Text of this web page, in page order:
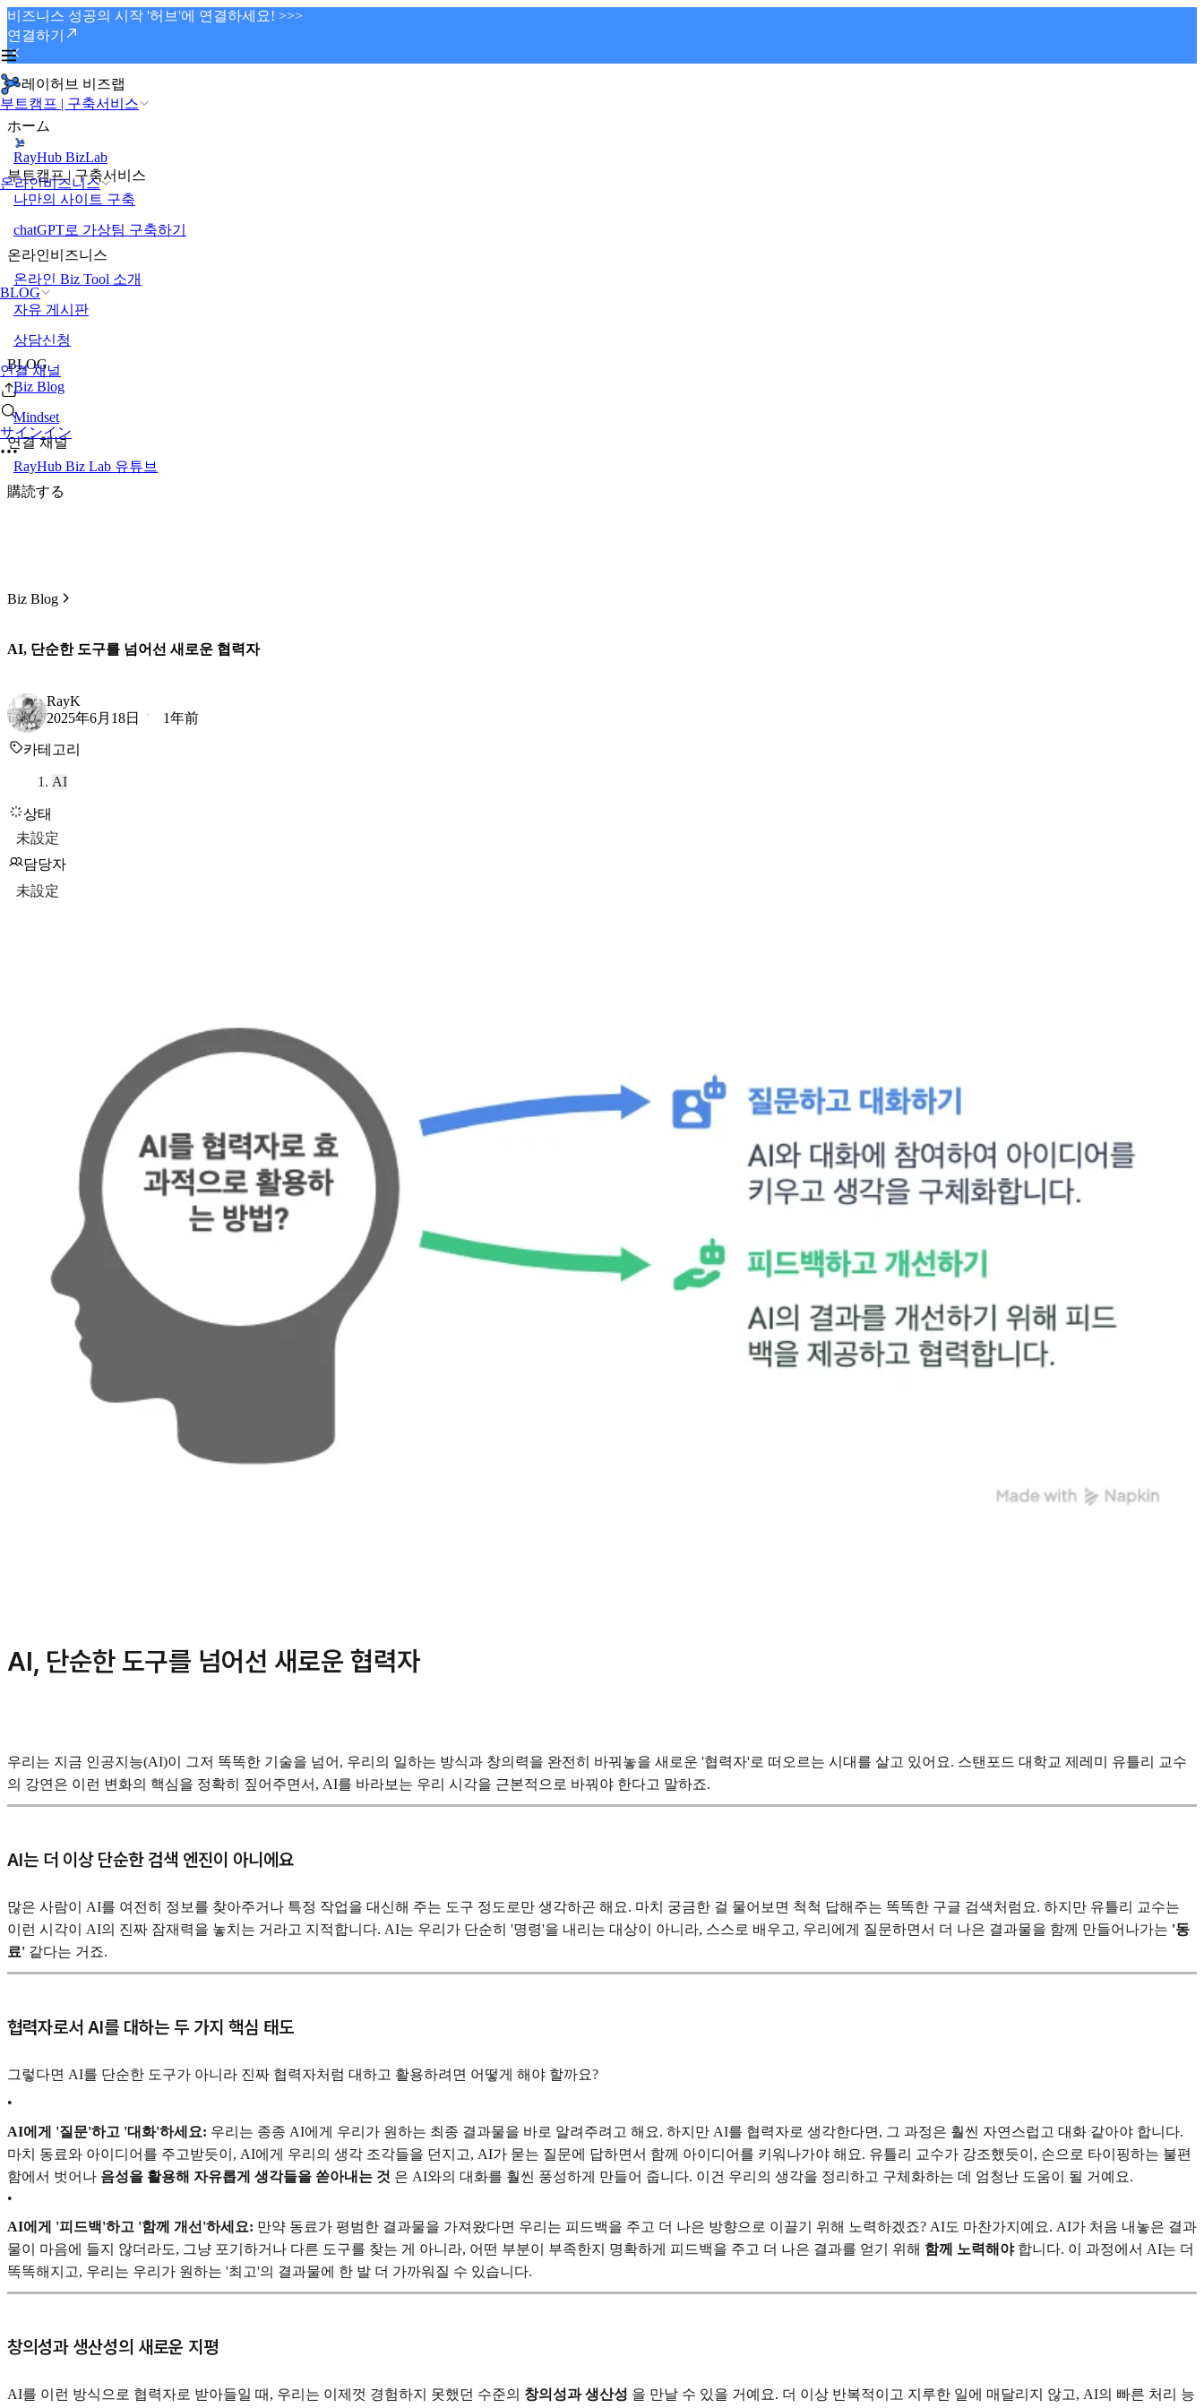
비즈니스 성공의 시작 '허브'에 연결하세요! >>>
연결하기
레이허브 비즈랩
부트캠프 | 구축서비스
온라인비즈니스
BLOG
연결 채널
サインイン
ホーム
RayHub BizLab
부트캠프 | 구축서비스
나만의 사이트 구축
chatGPT로 가상팀 구축하기
온라인비즈니스
온라인 Biz Tool 소개
자유 게시판
상담신청
BLOG
Biz Blog
Mindset
연결 채널
RayHub Biz Lab 유튜브
購読する
Biz Blog
AI, 단순한 도구를 넘어선 새로운 협력자
RayK
2025年6月18日
1年前
카테고리
AI
상태
未設定
담당자
未設定
AI, 단순한 도구를 넘어선 새로운 협력자
우리는 지금 인공지능(AI)이 그저 똑똑한 기술을 넘어, 우리의 일하는 방식과 창의력을 완전히 바꿔놓을 새로운 '협력자'로 떠오르는 시대를 살고 있어요. 스탠포드 대학교 제레미 유틀리 교수
의 강연은 이런 변화의 핵심을 정확히 짚어주면서, AI를 바라보는 우리 시각을 근본적으로 바꿔야 한다고 말하죠.
AI는 더 이상 단순한 검색 엔진이 아니에요
많은 사람이 AI를 여전히 정보를 찾아주거나 특정 작업을 대신해 주는 도구 정도로만 생각하곤 해요. 마치 궁금한 걸 물어보면 척척 답해주는 똑똑한 구글 검색처럼요. 하지만 유틀리 교수는
이런 시각이 AI의 진짜 잠재력을 놓치는 거라고 지적합니다. AI는 우리가 단순히 '명령'을 내리는 대상이 아니라, 스스로 배우고, 우리에게 질문하면서 더 나은 결과물을 함께 만들어나가는 '동
료' 같다는 거죠.
협력자로서 AI를 대하는 두 가지 핵심 태도
그렇다면 AI를 단순한 도구가 아니라 진짜 협력자처럼 대하고 활용하려면 어떻게 해야 할까요?
•
AI에게 '질문'하고 '대화'하세요: 우리는 종종 AI에게 우리가 원하는 최종 결과물을 바로 알려주려고 해요. 하지만 AI를 협력자로 생각한다면, 그 과정은 훨씬 자연스럽고 대화 같아야 합니다.
마치 동료와 아이디어를 주고받듯이, AI에게 우리의 생각 조각들을 던지고, AI가 묻는 질문에 답하면서 함께 아이디어를 키워나가야 해요. 유틀리 교수가 강조했듯이, 손으로 타이핑하는 불편
함에서 벗어나 음성을 활용해 자유롭게 생각들을 쏟아내는 것 은 AI와의 대화를 훨씬 풍성하게 만들어 줍니다. 이건 우리의 생각을 정리하고 구체화하는 데 엄청난 도움이 될 거예요.
•
AI에게 '피드백'하고 '함께 개선'하세요: 만약 동료가 평범한 결과물을 가져왔다면 우리는 피드백을 주고 더 나은 방향으로 이끌기 위해 노력하겠죠? AI도 마찬가지예요. AI가 처음 내놓은 결과
물이 마음에 들지 않더라도, 그냥 포기하거나 다른 도구를 찾는 게 아니라, 어떤 부분이 부족한지 명확하게 피드백을 주고 더 나은 결과를 얻기 위해 함께 노력해야합니다. 이 과정에서 AI는 더
똑똑해지고, 우리는 우리가 원하는 '최고'의 결과물에 한 발 더 가까워질 수 있습니다.
창의성과 생산성의 새로운 지평
AI를 이런 방식으로 협력자로 받아들일 때, 우리는 이제껏 경험하지 못했던 수준의 창의성과 생산성 을 만날 수 있을 거예요. 더 이상 반복적이고 지루한 일에 매달리지 않고, AI의 빠른 처리 능